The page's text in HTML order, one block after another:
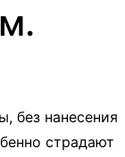
без нанесения
страдают